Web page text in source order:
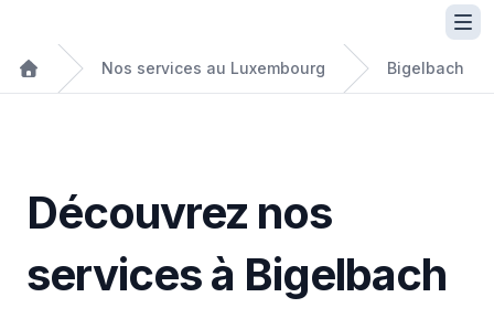
Nos services au Luxembourg Bigelbach
Découvrez nos
services à Bigelbach